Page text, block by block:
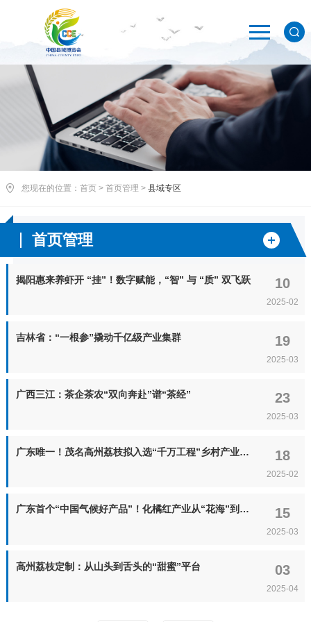
您现在的位置： 首页> 首页管理 > 县域专区
首页管理
10
2025-02
揭阳惠来养虾开 “挂”！数字赋能，“智” 与 “质” 双飞跃
19
2025-03
吉林省：“一根参”撬动千亿级产业集群
23
2025-03
广西三江：茶企茶农“双向奔赴”谱“茶经”
18
2025-02
广东唯一！茂名高州荔枝拟入选“千万工程”乡村产业类典型案例
15
2025-03
广东首个“中国气候好产品”！化橘红产业从“花海”到“蓝海”
03
2025-04
高州荔枝定制：从山头到舌头的“甜蜜”平台